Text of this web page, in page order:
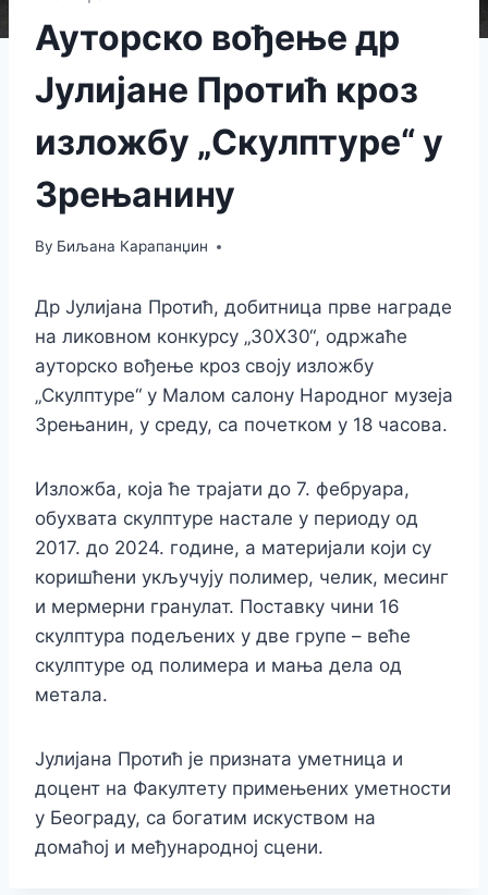
Ауторско вођење др
Јулијане Протић кроз
изложбу „Скулптуре“ у
Зрењанину
By Биљана Карапанџин
Др Јулијана Протић, добитница прве награде
на ликовном конкурсу „30X30“, одржаће
ауторско вођење кроз своју изложбу
„Скулптуре“ у Малом салону Народног музеја
Зрењанин, у среду, са почетком у 18 часова.
Изложба, која ће трајати до 7. фебруара,
обухвата скулптуре настале у периоду од
2017. до 2024. године, а материјали који су
коришћени укључују полимер, челик, месинг
и мермерни гранулат. Поставку чини 16
скулптура подељених у две групе – веће
скулптуре од полимера и мања дела од
метала.
Јулијана Протић је призната уметница и
доцент на Факултету примењених уметности
у Београду, са богатим искуством на
домаћој и међународној сцени.